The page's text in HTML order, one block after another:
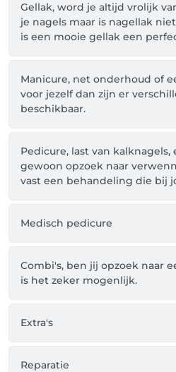
Gellak, word je altijd vrolijk
je nagels maar is nagellak
is een mooie gellak een
Manicure, net onderhoud of
voor jezelf dan zijn er
beschikbaar.
Pedicure, last van
gewoon opzoek naar
vast een behandeling die bij
Medisch pedicure
Combi's, ben jij opzoek naar
is het zeker mogenlijk.
Extra's
Reparatie